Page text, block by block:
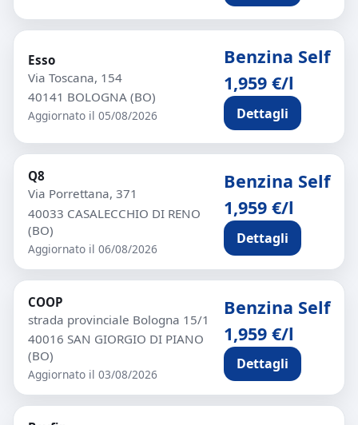
Esso
Via Toscana, 154
40141 BOLOGNA (BO)
Aggiornato il 05/08/2026
Benzina Self
1,959 €/l
Dettagli
Q8
Via Porrettana, 371
40033 CASALECCHIO DI RENO
(BO)
Aggiornato il 06/08/2026
Benzina Self
1,959 €/l
Dettagli
COOP
strada provinciale Bologna 15/1
40016 SAN GIORGIO DI PIANO
(BO)
Aggiornato il 03/08/2026
Benzina Self
1,959 €/l
Dettagli